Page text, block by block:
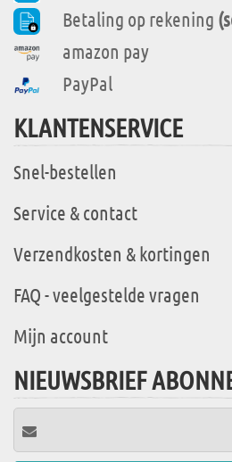
Betaling op rekening
amazon pay
PayPal
KLANTENSERVICE
Snel-bestellen
Service & contact
Verzendkosten & kortingen
FAQ - veelgestelde vragen
Mijn account
NIEUWSBRIEF